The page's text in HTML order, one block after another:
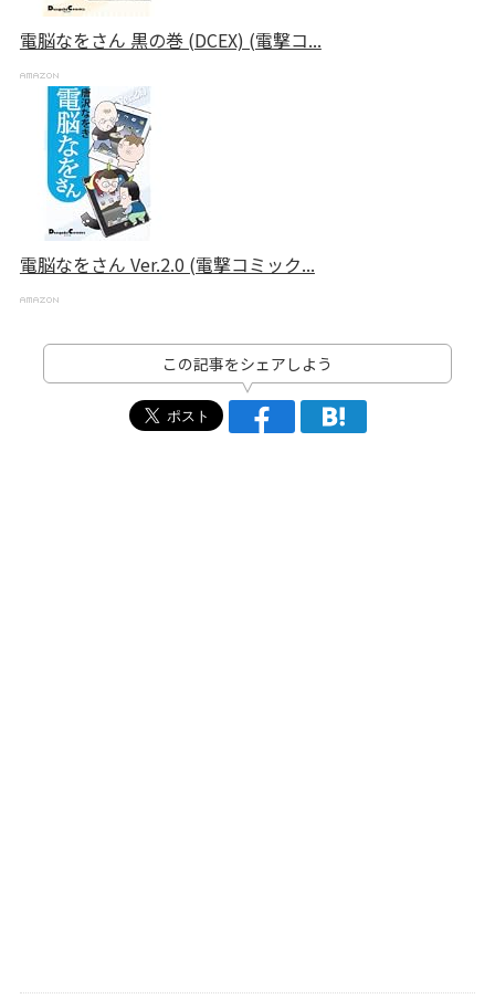
電脳なをさん 黒の巻 (DCEX) (電撃コ...
電脳なをさん Ver.2.0 (電撃コミック...
この記事をシェアしよう